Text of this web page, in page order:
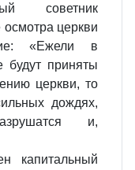
советник
осмотра церкви
«Ежели в
будут приняты
церкви, то
дождях,
и,
капитальный